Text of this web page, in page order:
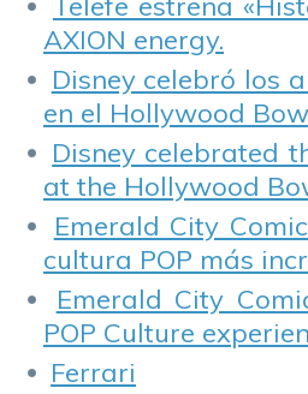
AXION energy.
Disney celebró los
en el Hollywood
Disney celebrated
at the Hollywood
Emerald City
cultura POP más
Emerald City
POP Culture
Ferrari